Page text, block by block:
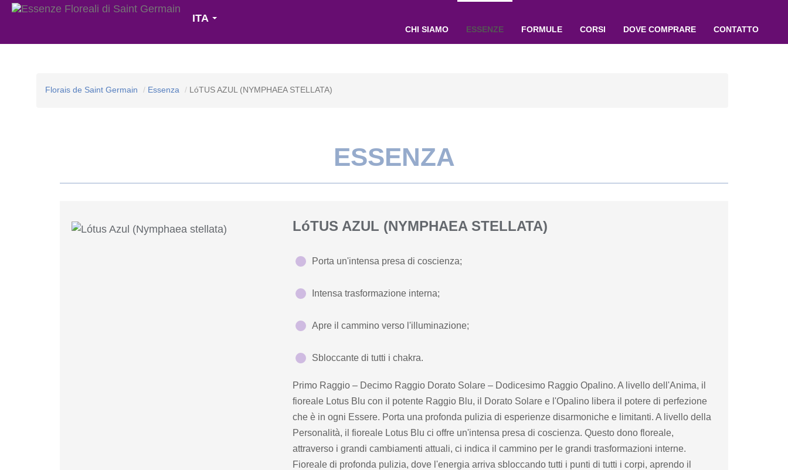
ITA
CHI SIAMO ESSENZE FORMULE CORSI DOVE COMPRARE CONTATTO
Florais de Saint Germain Essenza LóTUS AZUL (NYMPHAEA STELLATA)
ESSENZA
LóTUS AZUL (NYMPHAEA STELLATA)
Porta un'intensa presa di coscienza;
Intensa trasformazione interna;
Apre il cammino verso l'illuminazione;
Sbloccante di tutti i chakra.
Primo Raggio – Decimo Raggio Dorato Solare – Dodicesimo Raggio Opalino. A livello dell'Anima, il
fioreale Lotus Blu con il potente Raggio Blu, il Dorato Solare e l'Opalino libera il potere di perfezione
che è in ogni Essere. Porta una profonda pulizia di esperienze disarmoniche e limitanti. A livello della
Personalità, il fioreale Lotus Blu ci offre un'intensa presa di coscienza. Questo dono floreale,
attraverso i grandi cambiamenti attuali, ci indica il cammino per le grandi trasformazioni interne.
Fioreale di profonda pulizia, dove l'energia arriva sbloccando tutti i punti di tutti i corpi, aprendo il